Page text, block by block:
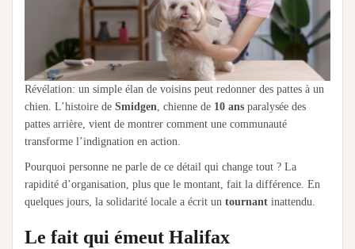
Révélation: un simple élan de voisins peut redonner des pattes à un
chien. L’histoire de Smidgen, chienne de 10 ans paralysée des
pattes arrière, vient de montrer comment une communauté
transforme l’indignation en action.
Pourquoi personne ne parle de ce détail qui change tout ? La
rapidité d’organisation, plus que le montant, fait la différence. En
quelques jours, la solidarité locale a écrit un tournant inattendu.
Le fait qui émeut Halifax